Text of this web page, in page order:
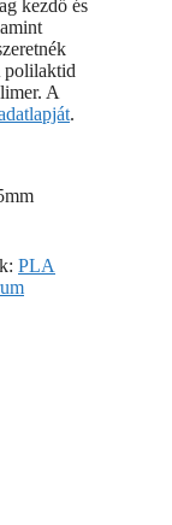
kezdő és
polilaktid
A
.
PLA